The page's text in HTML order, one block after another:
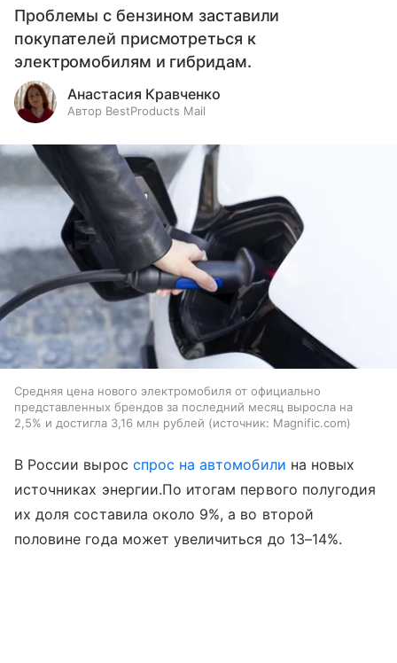
Проблемы с бензином заставили
покупателей присмотреться к
электромобилям и гибридам.
Анастасия Кравченко
Автор BestProducts Mail
Средняя цена нового электромобиля от официально
представленных брендов за последний месяц выросла на
2,5% и достигла 3,16 млн рублей
источник: Magnific.com
В России вырос спрос на автомобили на новых
источниках энергии.По итогам первого полугодия
их доля составила около 9%, а во второй
половине года может увеличиться до 13–14%.